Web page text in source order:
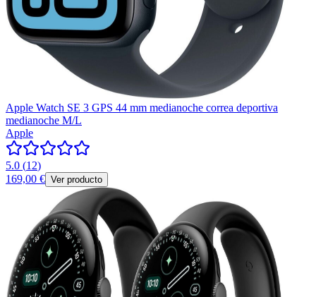
Apple Watch SE 3 GPS 44 mm medianoche correa deportiva
medianoche M/L
Apple
5.0 (12)
169,00 € Ver producto